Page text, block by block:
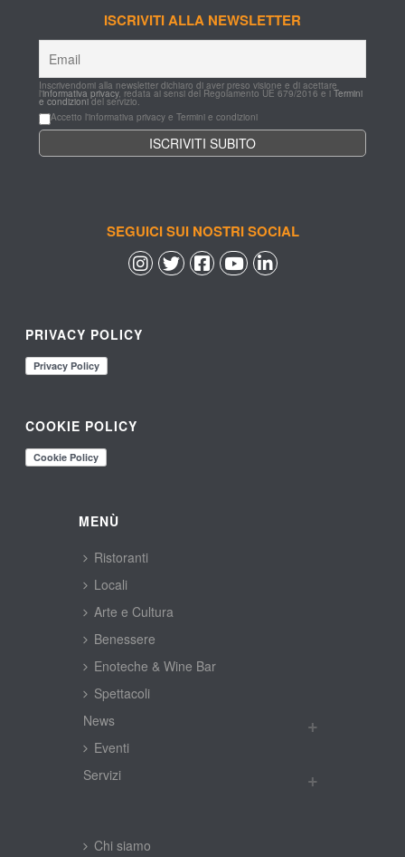
ISCRIVITI ALLA NEWSLETTER
Inscrivendomi alla newsletter dichiaro di aver preso visione e di acettare
l'informativa privacy, redata ai sensi del Regolamento UE 679/2016 e i Termini
e condizioni del servizio.
Accetto l'informativa privacy e Termini e condizioni
SEGUICI SUI NOSTRI SOCIAL
PRIVACY POLICY
COOKIE POLICY
MENÙ
Ristoranti
Locali
Arte e Cultura
Benessere
Enoteche & Wine Bar
Spettacoli
New
Eventi
Servizi
Chi siamo